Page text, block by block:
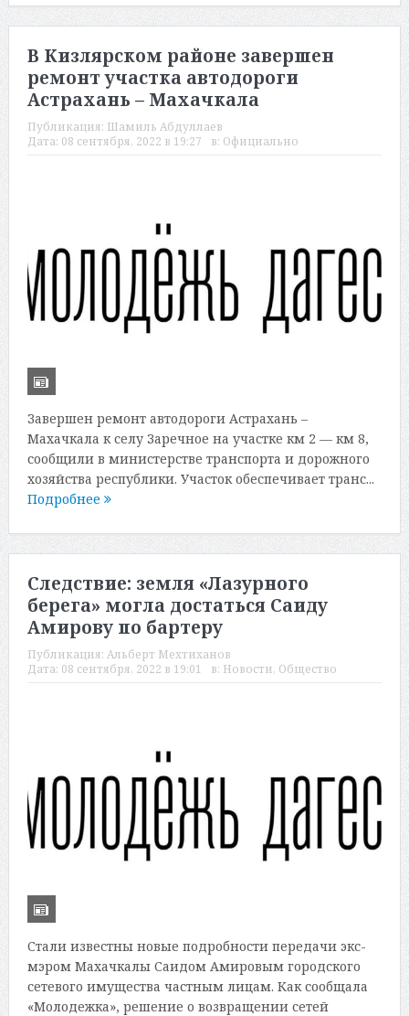
В Кизлярском районе завершен
ремонт участка автодороги
Астрахань – Махачкала
Публикация: Шамиль Абдуллаев
Дата: 08 сентября, 2022 в 19:27 в: Официально
Завершен ремонт автодороги Астрахань –
Махачкала к селу Заречное на участке км 2 — км 8,
сообщили в министерстве транспорта и дорожного
хозяйства республики. Участок обеспечивает транс...
Подробнее
Следствие: земля «Лазурного
берега» могла достаться Саиду
Амирову по бартеру
Публикация: Альберт Мехтиханов
Дата: 08 сентября, 2022 в 19:01 в: Новости, Общество
Стали известны новые подробности передачи экс-
мэром Махачкалы Саидом Амировым городского
сетевого имущества частным лицам. Как сообщала
«Молодежка», решение о возвращении сетей